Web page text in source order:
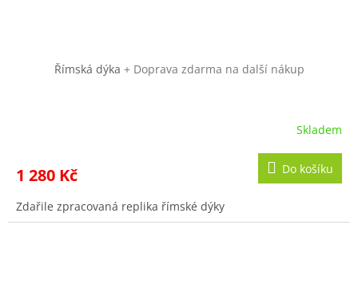
Římská dýka + Doprava zdarma na další nákup
Skladem
1 280 Kč Do košíku
Zdařile zpracovaná replika římské dýky